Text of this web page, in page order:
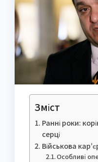
Зміст
Ранні роки:
серці
Військова
Особливі